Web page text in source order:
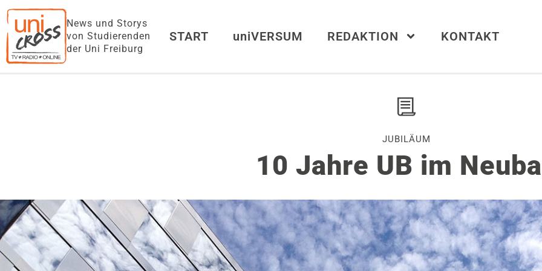
News und Storys
von Studierenden
der Uni Freiburg
START uniVERSUM REDAKTION KONTAKT
JUBILÄUM
10 Jahre UB im